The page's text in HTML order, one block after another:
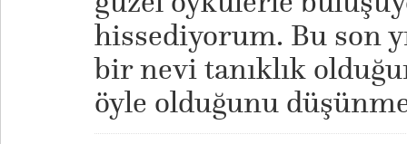
hissediyorum. Bu son
bir nevi tanıklık
öyle olduğunu